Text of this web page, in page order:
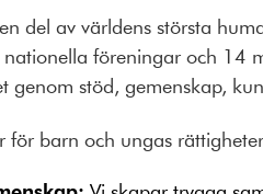
del av världens största
föreningar och 14
genom stöd, gemenskap,
för barn och ungas